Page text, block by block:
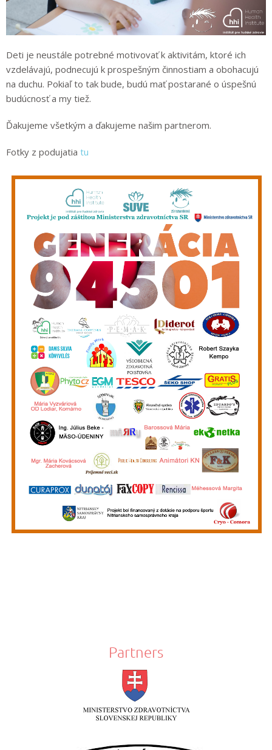
Deti je neustále potrebné motivovať k aktivitám, ktoré ich
vzdelávajú, podnecujú k prospešným činnostiam a obohacujú
na duchu. Pokiaľ to tak bude, budú mať postarané o úspešnú
budúcnosť a my tiež.
Ďakujeme všetkým a ďakujeme našim partnerom.
Fotky z podujatia tu
Partners